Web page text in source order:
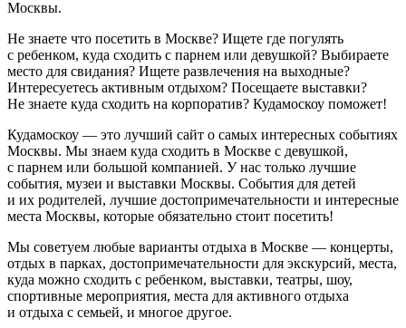
Москвы.
Не знаете что посетить в Москве? Ищете где погулять
с ребенком, куда сходить с парнем или девушкой? Выбираете
место для свидания? Ищете развлечения на выходные?
Интересуетесь активным отдыхом? Посещаете выставки?
Не знаете куда сходить на корпоратив? Кудамоскоу поможет!
Кудамоскоу — это лучший сайт о самых интересных событиях
Москвы. Мы знаем куда сходить в Москве с девушкой,
с парнем или большой компанией. У нас только лучшие
события, музеи и выставки Москвы. События для детей
и их родителей, лучшие достопримечательности и интересные
места Москвы, которые обязательно стоит посетить!
Мы советуем любые варианты отдыха в Москве — концерты,
отдых в парках, достопримечательности для экскурсий, места,
куда можно сходить с ребенком, выставки, театры, шоу,
спортивные мероприятия, места для активного отдыха
и отдыха с семьей, и многое другое.